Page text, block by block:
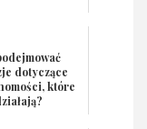
dotyczące
które